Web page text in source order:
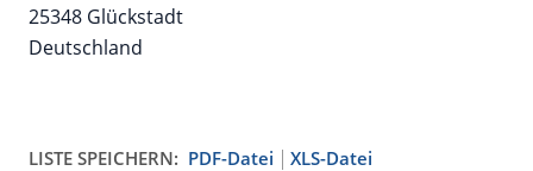
25348 Glückstadt
Deutschland
LISTE SPEICHERN: PDF-Datei
XLS-Datei